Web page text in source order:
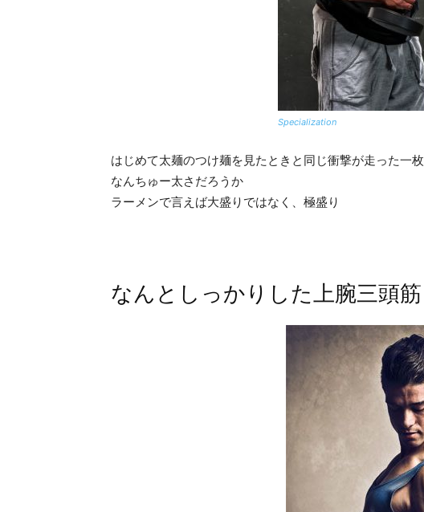
Specialization
はじめて太麺のつけ麺を見たときと同じ衝撃が走った一枚
なんちゅー太さだろうか
ラーメンで言えば大盛りではなく、極盛り
なんとしっかりした上腕三頭筋